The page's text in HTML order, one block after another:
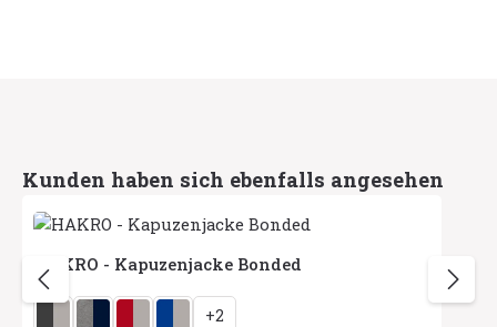
Produktgalerie überspringen
Kunden haben sich ebenfalls angesehen
HAKRO - Kapuzenjacke Bonded
Herstellerfarbe auswählen
+2